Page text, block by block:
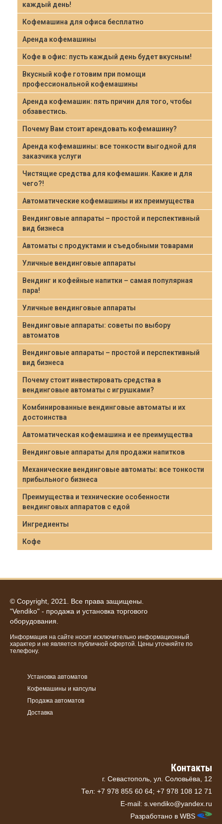
каждый день!
Кофемашина для офиса бесплатно
Аренда кофемашины
Кофе в офис: пусть каждый день будет вкусным!
Вкусный кофе готовим при помощи
профессиональной кофемашины
Аренда кофемашин: пять причин для того, чтобы
обзавестись.
Почему Вам стоит арендовать кофемашину?
Аренда кофемашины: все тонкости выгодной для
заказчика услуги
Чистящие средства для кофемашин. Какие и для
чего?!
Автоматические кофемашины и их преимущества
Вендинговые аппараты – простой и перспективный
вид бизнеса
Автоматы с продуктами и съедобными товарами
Уличные вендинговые аппараты
Вендинг и кофейные напитки – самая популярная
пара!
Уличные вендинговые аппараты
Вендинговые аппараты: советы по выбору
автоматов
Вендинговые аппараты – простой и перспективный
вид бизнеса
Почему стоит инвестировать средства в
вендинговые автоматы с игрушками?
Комбинированные вендинговые автоматы и их
достоинства
Автоматическая кофемашина и ее преимущества
Вендинговые аппараты для продажи напитков
Механические вендинговые автоматы: все тонкости
прибыльного бизнеса
Преимущества и технические особенности
вендинговых аппаратов с едой
Ингредиенты
Кофе
© Copyright, 2021. Все права защищены.
"Vendiko" - продажа и установка торгового
оборудования.
Информация на сайте носит исключительно информационный
характер и не является публичной офертой. Цены уточняйте по
телефону.
Установка автоматов
Кофемашины и капсулы
Продажа автоматов
Доставка
Контакты
г. Севастополь, ул. Соловьёва, 12
Тел: +7 978 855 60 64; +7 978 108 12 71
E-mail: s.vendiko@yandex.ru
Разработано в WBS